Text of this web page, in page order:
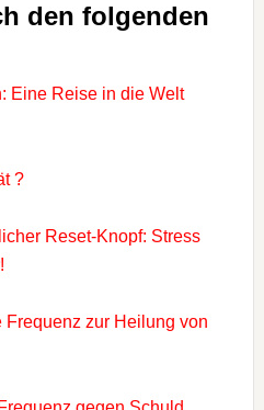
den folgenden
Eine Reise in die Welt
?
Reset-Knopf: Stress
zur Heilung von